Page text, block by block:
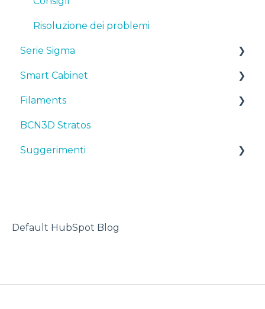
Risoluzione dei problemi
Serie Sigma
Manuali & downloads
Primi passi
Manutenzione
Consigli
Smart Cabinet
Manuals & Downloads
First steps
Maintenance
Filaments
Suggerimenti
TPU
BCN3D Stratos
Suggerimenti
Default HubSpot Blog